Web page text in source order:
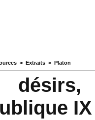
> Extraits > Platon